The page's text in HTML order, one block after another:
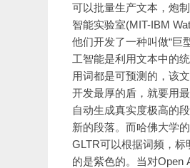
可以批量生产文本，炮
智能实验室(MIT-IBM
他们开发了一种叫做“巨
工智能是利用文本中的
用词都是可预测的，该
开发最厚的盾，就要用
自动生成真实度极高的
新的段落。而哈佛大学
GLTR可以根据词频，
的是紫色的。当对Open